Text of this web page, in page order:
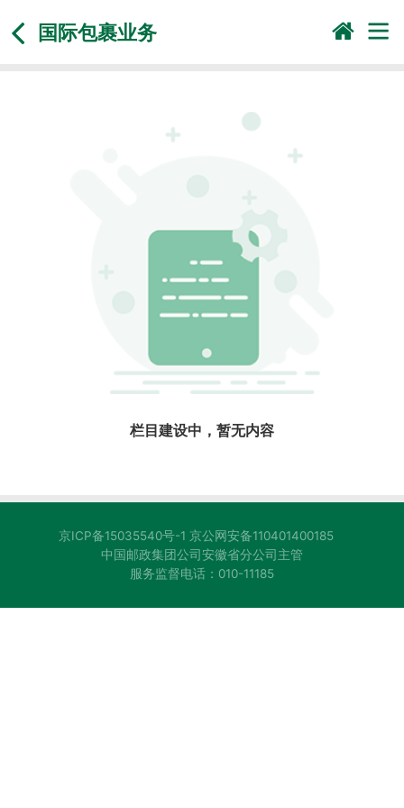
国际包裹业务
栏目建设中，暂无内容
京ICP备15035540号-1 京公网安备110401400185
中国邮政集团公司安徽省分公司主管
服务监督电话：010-11185